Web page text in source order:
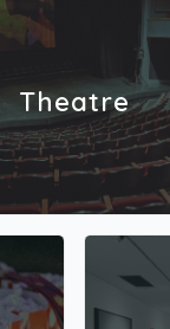
Theatre